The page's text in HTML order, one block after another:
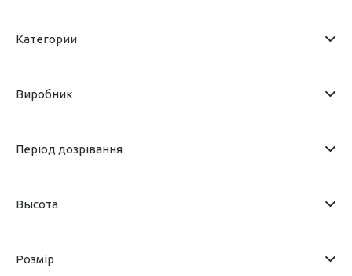
Категории
Виробник
Період дозрівання
Высота
Розмір